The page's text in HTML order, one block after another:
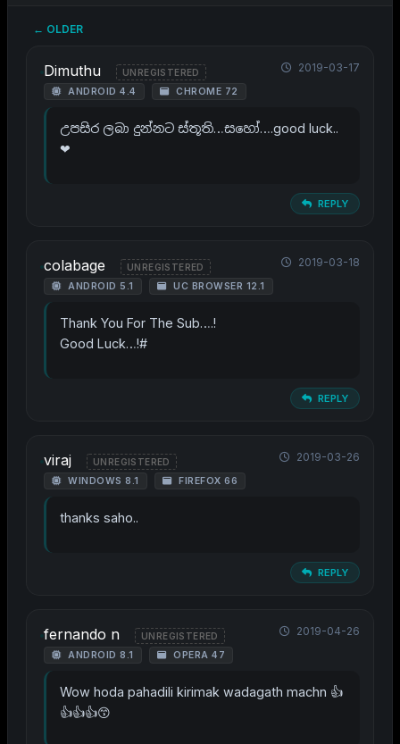
← OLDER
Dimuthu UNREGISTERED
ANDROID 4.4 CHROME 72
2019-03-17
උපසිර ලබා දුන්නට ස්තූති…සහෝ….good luck..
❤
REPLY
colabage UNREGISTERED
ANDROID 5.1 UC BROWSER 12.1
2019-03-18
Thank You For The Sub….!
Good Luck…!#
REPLY
viraj UNREGISTERED
WINDOWS 8.1 FIREFOX 66
2019-03-26
thanks saho..
REPLY
fernando n UNREGISTERED
ANDROID 8.1 OPERA 47
2019-04-26
Wow hoda pahadili kirimak wadagath machn 👍
👍👍👍😙